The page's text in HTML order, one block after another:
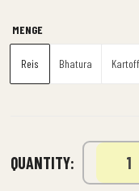
MENGE
Reis Bhatura
QUANTITY: